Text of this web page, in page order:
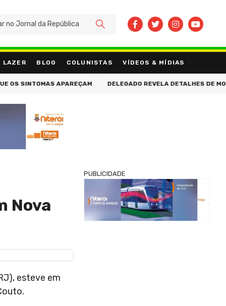
LAZER BLOG COLUNISTAS VÍDEOS & MÍDIAS
SINTOMAS APAREÇAM DELEGADO REVELA DETALHES DE
BUSCAR
Nova
esteve em
PUBLICIDADE